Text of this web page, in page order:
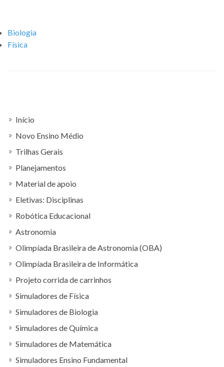
Biologia
Física
Início
Novo Ensino Médio
Trilhas Gerais
Planejamentos
Material de apoio
Eletivas: Disciplinas
Robótica Educacional
Astronomia
Olimpíada Brasileira de Astronomia (OBA)
Olimpíada Brasileira de Informática
Projeto corrida de carrinhos
Simuladores de Física
Simuladores de Biologia
Simuladores de Química
Simuladores de Matemática
Simuladores Ensino Fundamental